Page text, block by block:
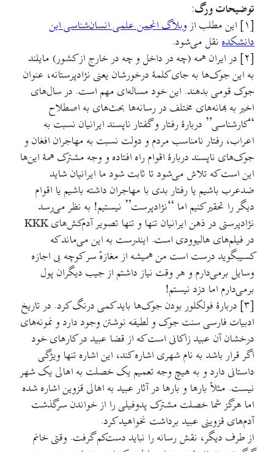
توضیحات ورگ:
[۱] این مطلب از
وبلاگ انجمن علمی انسان‌شناسی این
دانشکده نقل می‌شود.
[۲] در ایران همه (چه در داخل و چه در خارج از کشور) مایلند
به اين جوک‌ها به جای کلمهٔ درخورشان یعنی نژادپرستانه، عنوان
جوک قومی بدهند. این خود مساله‌ای مهم است. در سال‌های
اخیر به بهانه‌های مختلف در رسانه‌ها بحث‌های به اصطلاح
“کارشناسی” دربارهٔ رفتار و گفتار ناپسند ایرانيان نسبت به
اعراب، رفتار نامناسب مردم و دولت نسبت به مهاجران افغان و
جوک‌های ناپسند دربارهٔ اقوام راه افتاده و وجه مشترک همهٔ این‌ها
این است که تلاش می‌شود تا ثابت شود ما ایرانیان شاید
ضدعرب باشیم یا رفتار بدی با مهاجران داشته باشیم یا اقوام
دیگر را تحقیر کنیم اما “نژادپرست” نیستیم! به نظر می‌رسد
نژادپرستی در ذهن ایرانیان تنها و تنها تصویر آدم‌کش‌های KKK
در فیلم‌های هالیوودی است. ایندرست به این می‌ماند که
کسیبگوید درست است من همیشه از مغازه‌ٔ سر کوچه بی اجازه
وسایل برمی‌دارم و هر وقت نیاز داشتم از جیب دیگران پول
برمی‌دارم اما دزد نیستم!
[۳] دربارهٔ فولکلور بودن جوک‌ها باید کمی درنگ کرد. در تاریخ
ادبیات فارسی سنت جوک و لطیفه نوشتن وجود دارد و نمونه‌های
درخشان آن عبید زاکانی است که از قضا عبید در کارهای خود
اگر قرار باشد به نام شهری اشاره کند، این اشاره تنها ویژگی
داستانی دارد و به هیچ وجه تعمیم يک خصلت به اهالی يک شهر
نیست. مثلاً بارها و بارها در آثار عبید به اهالی قزوین اشاره شده
اما هرگز شما خصلت مشترک پدوفیلی را از خواندن سرگذشت
آدم‌های قزوینی عبید برداشت نخواهید کرد.
از طرف دیگر، نقش رسانه را نباید دست‌کم گرفت. وقتی خانم